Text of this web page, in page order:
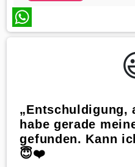
WhatsApp
„Entschuldigung,
habe gerade
gefunden. Kann
😇❤️